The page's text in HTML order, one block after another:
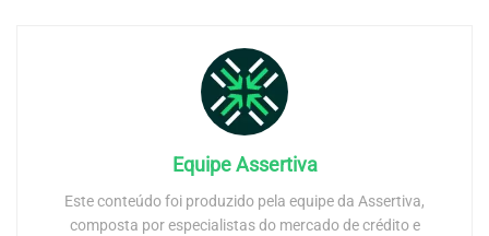
Equipe Assertiva
Este conteúdo foi produzido pela equipe da Assertiva,
composta por especialistas do mercado de crédito e